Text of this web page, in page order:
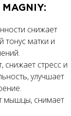
MAGNIY:
снижает
матки и
снижает стресс и
улучшает
мышцы, снимает